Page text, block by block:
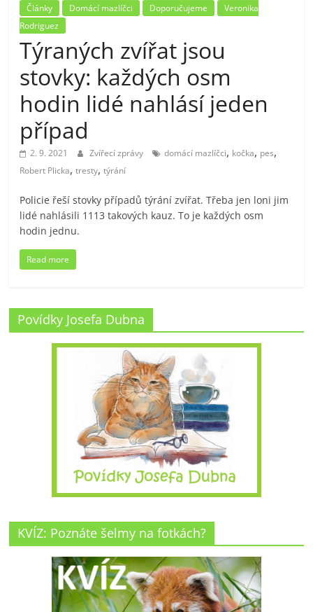
Články Domácí mazlíčci Doporučujeme
Veronika
Rodriguez
Týraných zvířat jsou
stovky: každých osm
hodin lidé nahlásí jeden
případ
2. 9. 2021 Zvířecí zprávy domácí mazlíčci, kočka, pes,
Robert Plicka,tresty,týrání
Policie řeší stovky případů týrání zvířat. Třeba jen loni jim
lidé nahlásili 1113 takových kauz. To je každých osm
hodin jednu.
Read more
Povídky Josefa Dubna
KVÍZ: Poznáte šelmy na fotkách?